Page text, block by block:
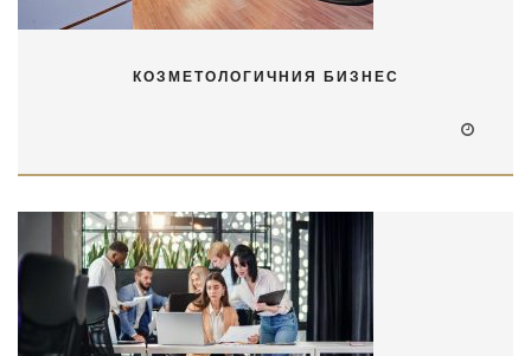
КОЗМЕТОЛОГИЧНИЯ БИЗНЕС